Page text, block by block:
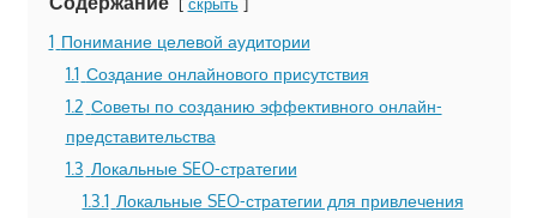
скрыть
1 Понимание целевой аудитории
1.1 Создание онлайнового присутствия
1.2 Советы по созданию эффективного онлайн-
представительства
1.3 Локальные SEO-стратегии
1.3.1 Локальные SEO-стратегии для привлечения